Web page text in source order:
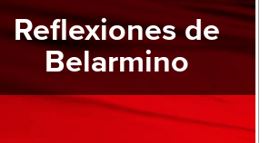
Reflexiones de
Belarmino